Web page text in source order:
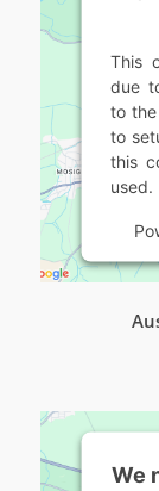
This
due
to
to
this
used.
We